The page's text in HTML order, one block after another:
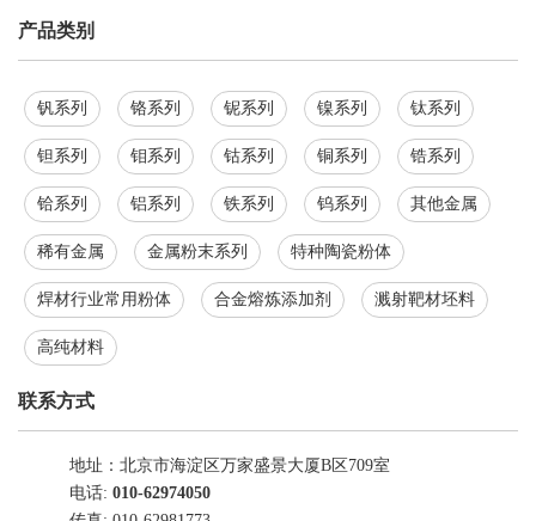
产品类别
钒系列 铬系列 铌系列 镍系列 钛系列
钽系列 钼系列 钴系列 铜系列 锆系列
铪系列 铝系列 铁系列 钨系列 其他金属
稀有金属 金属粉末系列 特种陶瓷粉体
焊材行业常用粉体 合金熔炼添加剂 溅射靶材坯料
高纯材料
联系方式
地址：北京市海淀区万家盛景大厦B区709室
电话: 010-62974050